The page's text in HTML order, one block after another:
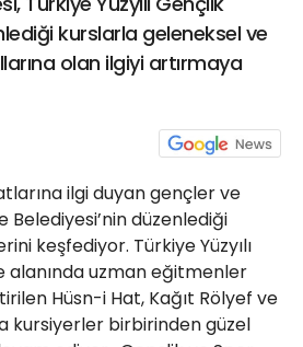
kurslarla geleneksel ve
olan ilgiyi artırmaya
ilgi duyan gençler ve
Belediyesi’nin düzenlediği
keşfediyor. Türkiye Yüzyılı
alanında uzman eğitmenler
Hüsn-i Hat, Kağıt Rölyef ve
kursiyerler birbirinden güzel
21 Gölcük
02624132333